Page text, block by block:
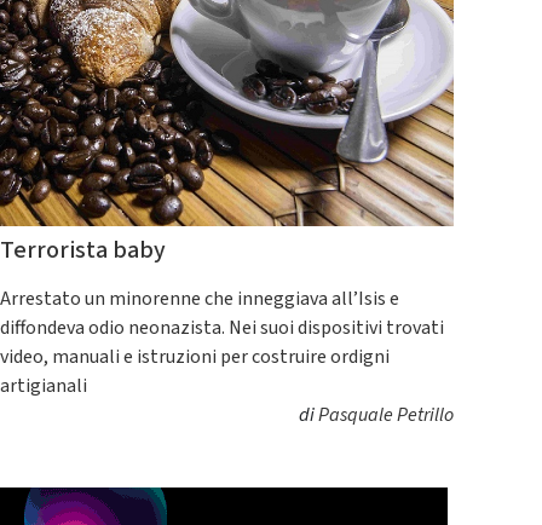
Terrorista baby
Arrestato un minorenne che inneggiava all’Isis e
diffondeva odio neonazista. Nei suoi dispositivi trovati
video, manuali e istruzioni per costruire ordigni
artigianali
diPasquale Petrillo